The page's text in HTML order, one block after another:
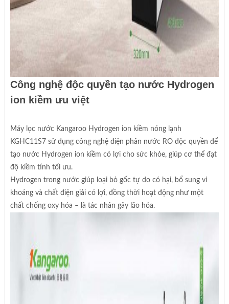
Công nghệ độc quyền tạo nước Hydrogen
ion kiềm ưu việt
Máy lọc nước Kangaroo Hydrogen ion kiềm nóng lạnh
KGHC11S7 sử dụng công nghệ điện phân nước RO độc quyền để
tạo nước Hydrogen ion kiềm có lợi cho sức khỏe, giúp cơ thể đạt
độ kiềm tính tối ưu.
Hydrogen trong nước giúp loại bỏ gốc tự do có hại, bổ sung vi
khoáng và chất điện giải có lợi, đồng thời hoạt động như một
chất chống oxy hóa – là tác nhân gây lão hóa.